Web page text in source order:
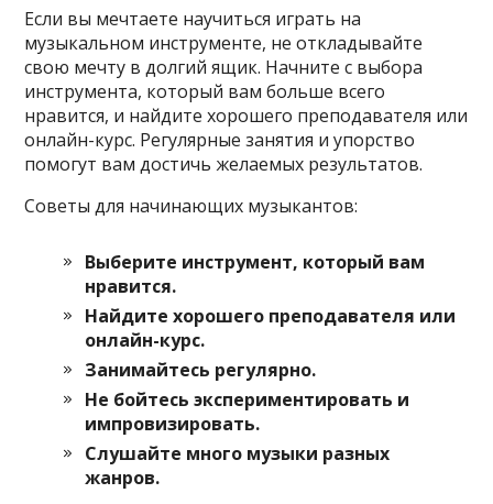
Если вы мечтаете научиться играть на
музыкальном инструменте, не откладывайте
свою мечту в долгий ящик. Начните с выбора
инструмента, который вам больше всего
нравится, и найдите хорошего преподавателя или
онлайн-курс. Регулярные занятия и упорство
помогут вам достичь желаемых результатов.
Советы для начинающих музыкантов:
Выберите инструмент, который вам
нравится.
Найдите хорошего преподавателя или
онлайн-курс.
Занимайтесь регулярно.
Не бойтесь экспериментировать и
импровизировать.
Слушайте много музыки разных
жанров.